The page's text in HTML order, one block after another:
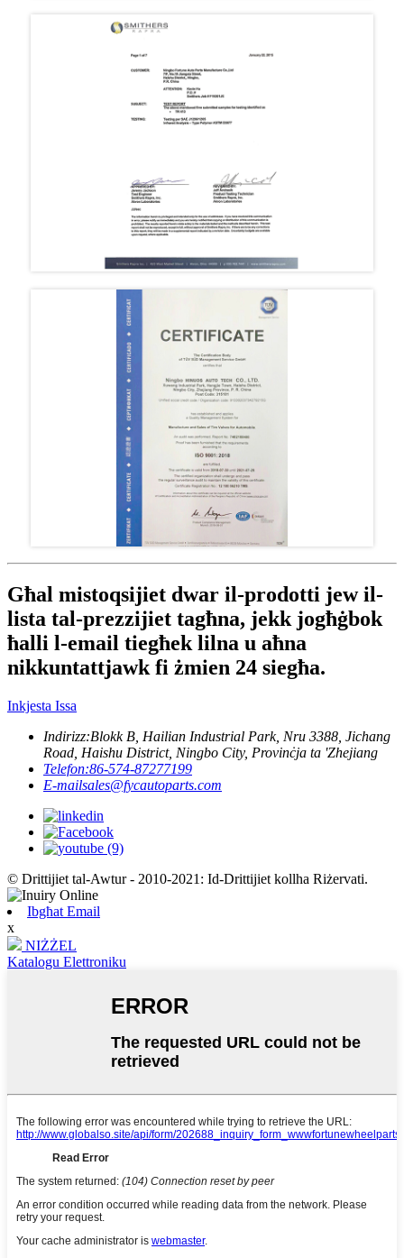
Għal mistoqsijiet dwar il-prodotti jew il-
lista tal-prezzijiet tagħna, jekk jogħġbok
ħalli l-email tiegħek lilna u aħna
nikkuntattjawk fi żmien 24 siegħa.
Inkjesta Issa
Indirizz:Blokk B, Hailian Industrial Park, Nru 3388, Jichang
Road, Haishu District, Ningbo City, Provinċja ta 'Zhejiang
Telefon:86-574-87277199
E-mailsales@fycautoparts.com
© Drittijiet tal-Awtur - 2010-2021: Id-Drittijiet kollha Riżervati.
Ibgħat Email
x
NIŻŻEL
Katalogu Elettroniku